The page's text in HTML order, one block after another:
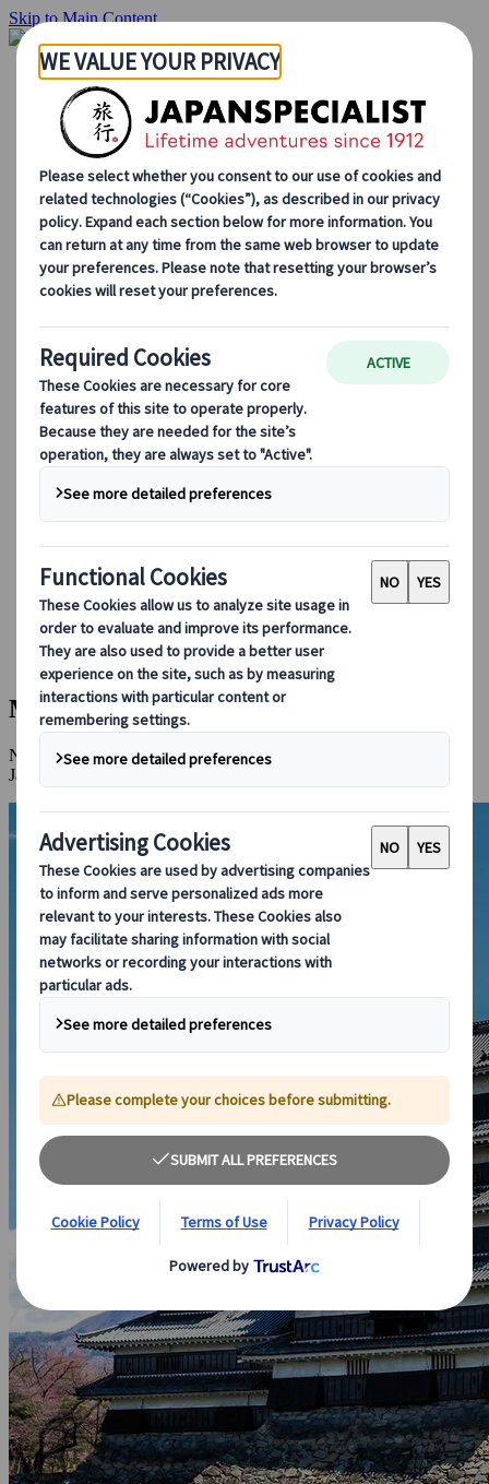
Skip to Main Content
Startside
Rejser
Individuelle rejser
Grupperejser
Kør-selv ferie
Udflugter
Skræddersyede grupperejser
Japan Rail Pass
Sådan arbejder vi
Om os
Vores team
Bliv en del af vores team
Sæsonbestemte rejsetips
Hovedattraktioner
Kulturelle indsigter
Kulinariske oplevelser
Opdag Japan i tog
Ofte stillede spørgsmål
Vigtige oplysninger
Etikette i Japan
Bilkørsel i Japan
Booking hos os
Japan Rail Pass
Indkvartering
Online rejserådgivning
Japanspecialist
Destinationer
Alle destinationer
Matsumoto
Matsumoto
Nyd bjergudsigter og smuk natur, på en tidsrejse til det feudale
Japan.